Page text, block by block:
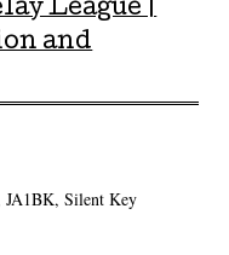
League |
and
JA1BK, Silent Key